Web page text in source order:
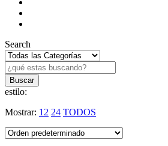
Search
estilo:
Mostrar: 12 24 TODOS